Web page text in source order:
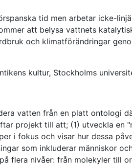
tid men arbetar icke-
att belysa vattnets
och klimatförändringar
kultur, Stockholms
vatten från en platt ontologi
projekt till att; (1) utveckla en
i fokus och visar hur dessa
som inkluderar människor
flera nivåer: från molekyler till